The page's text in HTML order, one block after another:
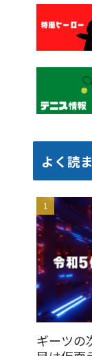
よく読
ギーツの